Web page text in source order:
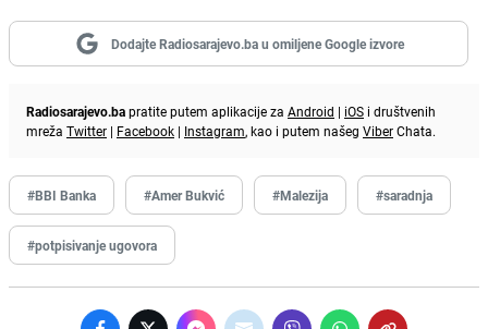
Dodajte Radiosarajevo.ba u omiljene Google izvore
Radiosarajevo.bapratite putem aplikacije za Android | iOS i društvenih
mreža Twitter | Facebook | Instagram, kao i putem našeg ViberChata.
#BBI Banka #Amer Bukvić #Malezija #saradnja
#potpisivanje ugovora